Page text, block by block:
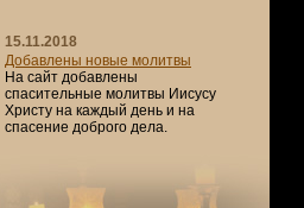
15.11.2018
Добавлены новые молитвы
На сайт добавлены
спасительные молитвы Иисусу
Христу на каждый день и на
спасение доброго дела.